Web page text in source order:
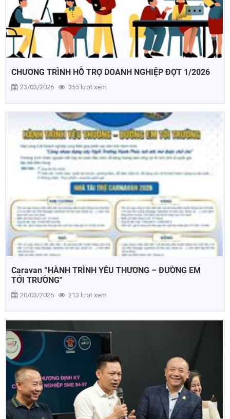
CHƯƠNG TRÌNH HỖ TRỢ DOANH NGHIỆP ĐỢT 1/2026
23/03/2026 355 lượt xem
Caravan “HÀNH TRÌNH YÊU THƯƠNG – ĐƯỜNG EM
TỚI TRƯỜNG"
20/03/2026 213 lượt xem